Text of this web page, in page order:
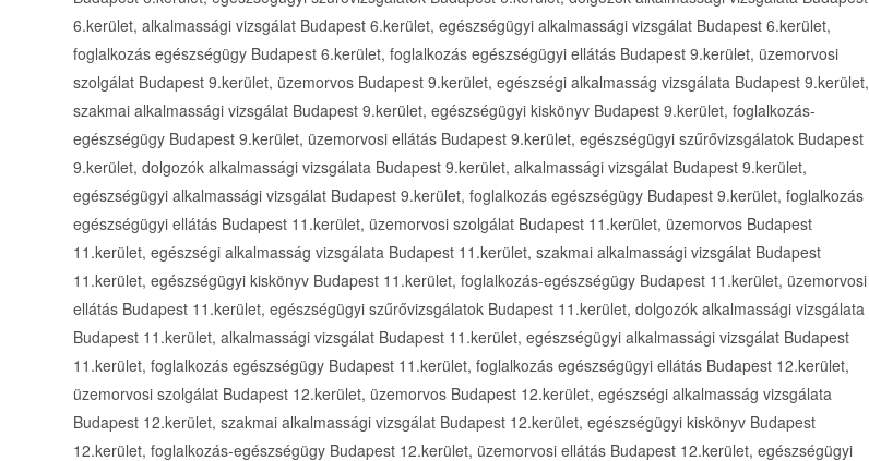
6.kerület, alkalmassági vizsgálat Budapest 6.kerület, egészségügyi alkalmassági vizsgálat Budapest 6.kerület,
foglalkozás egészségügy Budapest 6.kerület, foglalkozás egészségügyi ellátás Budapest 9.kerület, üzemorvosi
szolgálat Budapest 9.kerület, üzemorvos Budapest 9.kerület, egészségi alkalmasság vizsgálata Budapest 9.kerület,
szakmai alkalmassági vizsgálat Budapest 9.kerület, egészségügyi kiskönyv Budapest 9.kerület, foglalkozás-
egészségügy Budapest 9.kerület, üzemorvosi ellátás Budapest 9.kerület, egészségügyi szűrővizsgálatok Budapest
9.kerület, dolgozók alkalmassági vizsgálata Budapest 9.kerület, alkalmassági vizsgálat Budapest 9.kerület,
egészségügyi alkalmassági vizsgálat Budapest 9.kerület, foglalkozás egészségügy Budapest 9.kerület, foglalkozás
egészségügyi ellátás Budapest 11.kerület, üzemorvosi szolgálat Budapest 11.kerület, üzemorvos Budapest
11.kerület, egészségi alkalmasság vizsgálata Budapest 11.kerület, szakmai alkalmassági vizsgálat Budapest
11.kerület, egészségügyi kiskönyv Budapest 11.kerület, foglalkozás-egészségügy Budapest 11.kerület, üzemorvosi
ellátás Budapest 11.kerület, egészségügyi szűrővizsgálatok Budapest 11.kerület, dolgozók alkalmassági vizsgálata
Budapest 11.kerület, alkalmassági vizsgálat Budapest 11.kerület, egészségügyi alkalmassági vizsgálat Budapest
11.kerület, foglalkozás egészségügy Budapest 11.kerület, foglalkozás egészségügyi ellátás Budapest 12.kerület,
üzemorvosi szolgálat Budapest 12.kerület, üzemorvos Budapest 12.kerület, egészségi alkalmasság vizsgálata
Budapest 12.kerület, szakmai alkalmassági vizsgálat Budapest 12.kerület, egészségügyi kiskönyv Budapest
12.kerület, foglalkozás-egészségügy Budapest 12.kerület, üzemorvosi ellátás Budapest 12.kerület, egészségügyi